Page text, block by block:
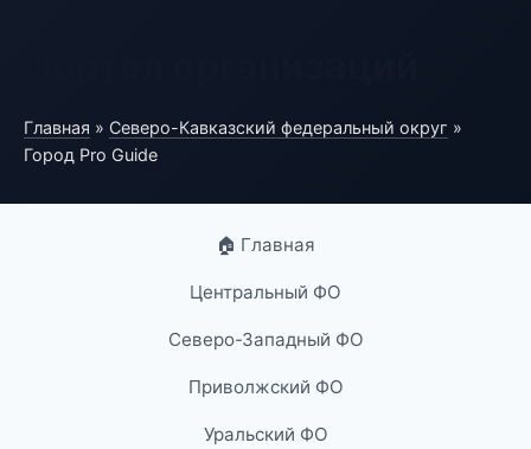
Главная » Северо-Кавказский федеральный округ »
Город Pro Guide
🏠 Главная
Центральный ФО
Северо-Западный ФО
Приволжский ФО
Уральский ФО